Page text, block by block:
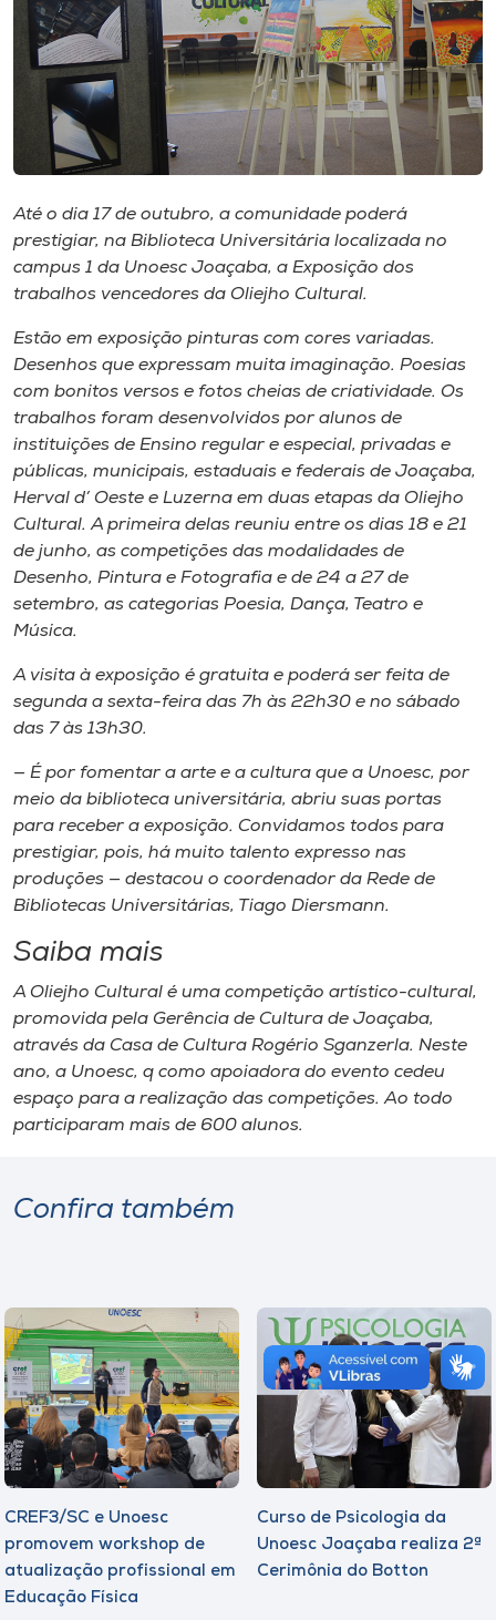
Editora
Rádio
Museu
Unoesc
Store
Selecione
o idioma
Até o dia 17 de outubro, a comunidade poderá
prestigiar, na Biblioteca Universitária localizada no
campus 1 da Unoesc Joaçaba, a Exposição dos
trabalhos vencedores da Oliejho Cultural.
Estão em exposição pinturas com cores variadas.
Desenhos que expressam muita imaginação. Poesias
com bonitos versos e fotos cheias de criatividade. Os
trabalhos foram desenvolvidos por alunos de
instituições de Ensino regular e especial, privadas e
públicas, municipais, estaduais e federais de Joaçaba,
Herval d’ Oeste e Luzerna em duas etapas da Oliejho
Cultural. A primeira delas reuniu entre os dias 18 e 21
de junho, as competições das modalidades de
Desenho, Pintura e Fotografia e de 24 a 27 de
setembro, as categorias Poesia, Dança, Teatro e
Música.
A visita à exposição é gratuita e poderá ser feita de
segunda a sexta-feira das 7h às 22h30 e no sábado
das 7 às 13h30.
— É por fomentar a arte e a cultura que a Unoesc, por
meio da biblioteca universitária, abriu suas portas
para receber a exposição. Convidamos todos para
prestigiar, pois, há muito talento expresso nas
produções — destacou o coordenador da Rede de
Bibliotecas Universitárias, Tiago Diersmann.
Saiba mais
A Oliejho Cultural é uma competição artístico-cultural,
promovida pela Gerência de Cultura de Joaçaba,
através da Casa de Cultura Rogério Sganzerla. Neste
ano, a Unoesc, q como apoiadora do evento cedeu
espaço para a realização das competições. Ao todo
participaram mais de 600 alunos.
Confira também
CREF3/SC e Unoesc
promovem workshop de
atualização profissional em
Educação Física
Curso de Psicologia da
Unoesc Joaçaba realiza 2ª
Cerimônia do Botton